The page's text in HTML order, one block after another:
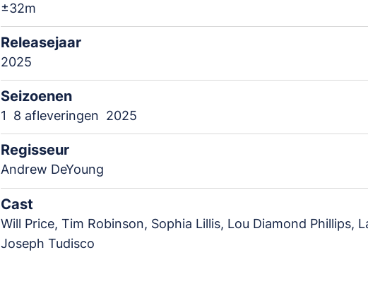
±32m
Releasejaar
2025
Seizoenen
1 8 afleveringen 2025
Regisseur
Andrew DeYoung
Cast
Will Price, Tim Robinson, Sophia Lillis, Lou Diamond Phillips,
Joseph Tudisco